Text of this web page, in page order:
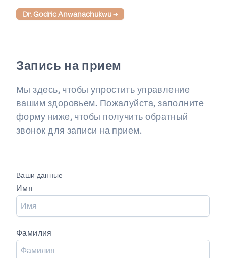
Dr. Godric Anwanachukwu→
Запись на прием
Мы здесь, чтобы упростить управление
вашим здоровьем. Пожалуйста, заполните
форму ниже, чтобы получить обратный
звонок для записи на прием.
Ваши данные
Имя
Фамилия